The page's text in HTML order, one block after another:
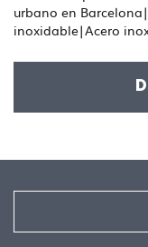
urbano en
inoxidable|Acero